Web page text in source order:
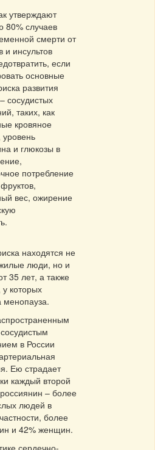
утверждают
80% случаев
смерти от
и инсультов
если
основные
развития
сосудистых
таких, как
кровяное
и глюкозы в
потребление
вес, ожирение
находятся не
люди, но и
35 лет, а также
которых
менопауза.
в России
Ею страдает
каждый второй
– более
людей в
более
и 42% женщин.